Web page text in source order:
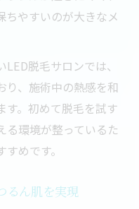
ちやすいのが大きなメ
脱毛サロンでは、
り、施術中の熱感を和
す。初めて脱毛を試す
る環境が整っているた
めです。
るん肌を実現